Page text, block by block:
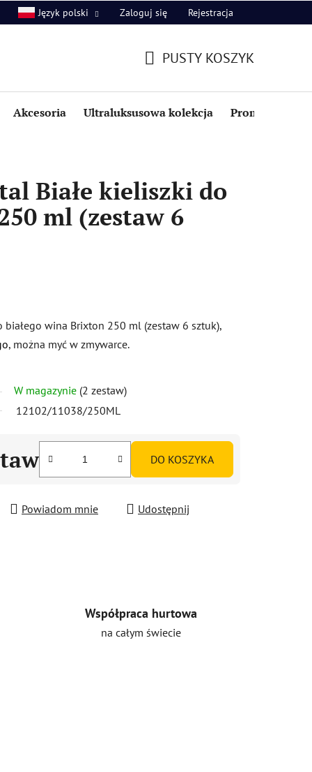
Język polski Zaloguj się Rejestracja
PUSTY KOSZYK
Akcesoria Ultraluksusowa kolekcja Promocje i
Białe kieliszki do
ml (zestaw 6
białego wina Brixton 250 ml (zestaw 6 sztuk),
, można myć w zmywarce.
W magazynie (2 zestaw)
12102/11038/250ML
DO KOSZYKA
Powiadom mnie Udostępnij
Współpraca hurtowa
na całym świecie